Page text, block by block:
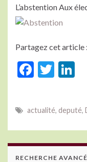
L’abstention Aux
Partagez cet article :
F
e
b
o
o
T
itt
er
n
actualité, deputé,
RECHERCHE